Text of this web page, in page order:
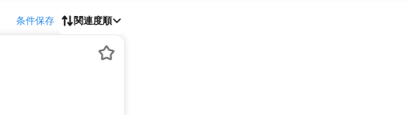
条件保存 関連度順